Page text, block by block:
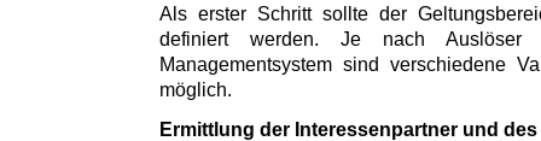
Als erster Schritt sollte der
definiert werden. Je nach
Managementsystem sind verschiedene
möglich.
Ermittlung der Interessenpartner und